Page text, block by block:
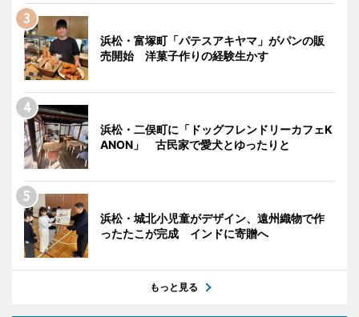
浜松・富塚町「パテスアキヤマ」がパンの販
売開始 洋菓子作りの経験生かす
浜松・二俣町に「ドッグフレンドリーカフェK
ANON」 古民家で愛犬とゆったりと
浜松・城北小児童がデザイン、遠州織物で作
ったたこが完成 インドに寄贈へ
もっと見る